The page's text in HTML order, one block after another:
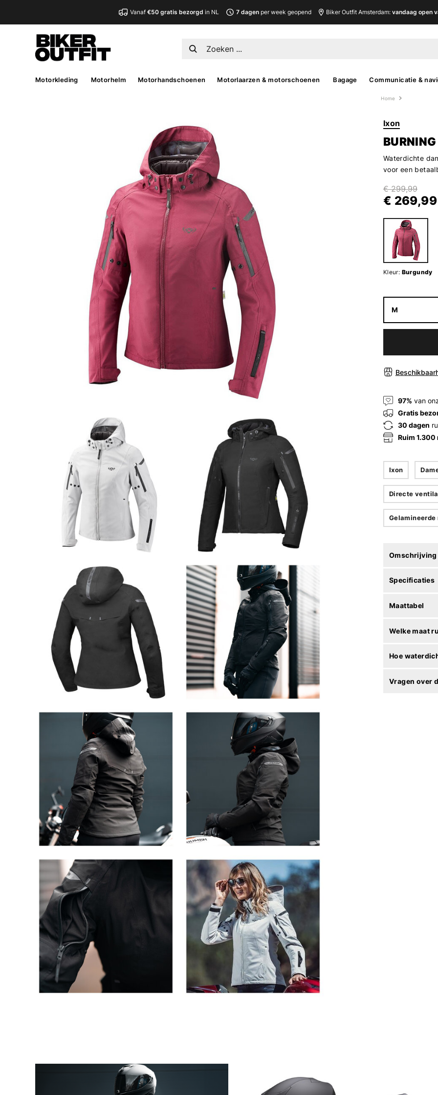
Vanaf€50 gratis bezorgd in NL 7 dagenper week geopend Biker Outfit Amsterdam: vandaag open
Motorkleding Motorhelm Motorhandschoenen Motorlaarzen & motorschoenen Bagage Communicatie &
Home
Ixon
Waterdichte
voor een
€ 299,99
€ 269,99
Kleur: Burgundy
M
97% van
Gratis
30 dagen
Ruim 1.300
Ixon
Directe
Omschrijving
Specificaties
Maattabel
Welke maat
Hoe
Vragen over